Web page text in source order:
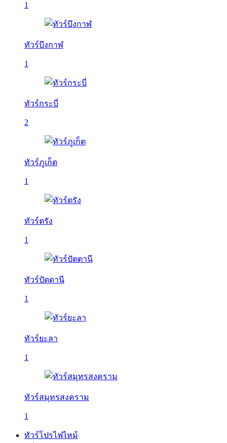
1
ทัวร์บึงกาฬ
1
ทัวร์กระบี่
2
ทัวร์ภูเก็ต
1
ทัวร์ตรัง
1
ทัวร์ปัตตานี
1
ทัวร์ยะลา
1
ทัวร์สมุทรสงคราม
1
ทัวร์โปรไฟไหม้